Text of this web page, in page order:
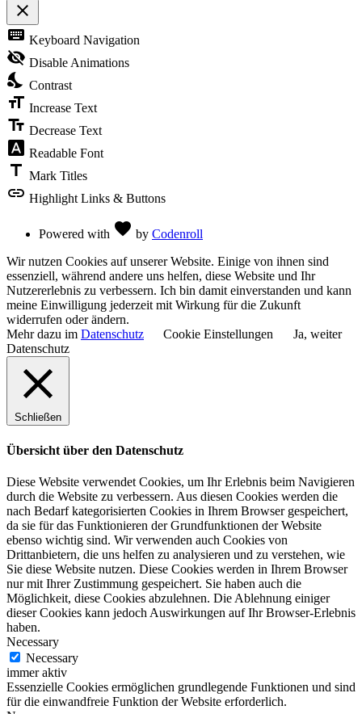
close
Toggle
the
visibility
of
Accessibility
Toolbar
keyboard Keyboard Navigation
visibility_off Disable Animations
nights_stay Contrast
format_size Increase Text
text_fields Decrease Text
font_download Readable Font
title Mark Titles
link Highlight Links & Buttons
Powered with favorite by Codenroll
Wir nutzen Cookies auf unserer Website. Einige von ihnen sind
essenziell, während andere uns helfen, diese Website und Ihr
Nutzererlebnis zu verbessern. Ich bin damit einverstanden und kann
meine Einwilligung jederzeit mit Wirkung für die Zukunft
widerrufen oder ändern.
Mehr dazu im Datenschutz Cookie Einstellungen
Ja, weiter
Datenschutz
Schließen
Übersicht über den Datenschutz
Diese Website verwendet Cookies, um Ihr Erlebnis beim Navigieren
durch die Website zu verbessern. Aus diesen Cookies werden die
nach Bedarf kategorisierten Cookies in Ihrem Browser gespeichert,
da sie für das Funktionieren der Grundfunktionen der Website
ebenso wichtig sind. Wir verwenden auch Cookies von
Drittanbietern, die uns helfen zu analysieren und zu verstehen, wie
Sie diese Website nutzen. Diese Cookies werden in Ihrem Browser
nur mit Ihrer Zustimmung gespeichert. Sie haben auch die
Möglichkeit, diese Cookies abzulehnen. Die Ablehnung einiger
dieser Cookies kann jedoch Auswirkungen auf Ihr Browser-Erlebnis
haben.
Necessary
Necessary
immer aktiv
Essenzielle Cookies ermöglichen grundlegende Funktionen und sind
für die einwandfreie Funktion der Website erforderlich.